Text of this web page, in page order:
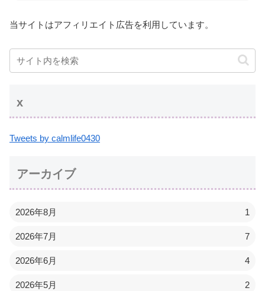
当サイトはアフィリエイト広告を利用しています。
x
Tweets by calmlife0430
アーカイブ
2026年8月 1
2026年7月 7
2026年6月 4
2026年5月 2